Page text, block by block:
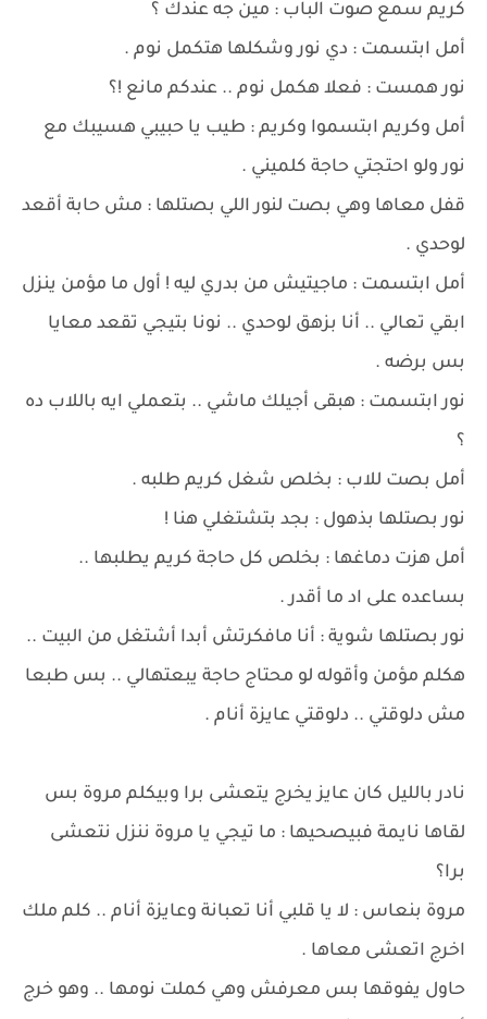
كريم سمع صوت الباب : مين جه عندك ؟
أمل ابتسمت : دي نور وشكلها هتكمل نوم .
نور همست : فعلا هكمل نوم .. عندكم مانع !؟
أمل وكريم ابتسموا وكريم : طيب يا حبيبي هسيبك مع
نور ولو احتجتي حاجة كلميني .
قفل معاها وهي بصت لنور اللي بصتلها : مش حابة أقعد
لوحدي .
أمل ابتسمت : ماجيتيش من بدري ليه ! أول ما مؤمن ينزل
ابقي تعالي .. أنا بزهق لوحدي .. نونا بتيجي تقعد معايا
بس برضه .
نور ابتسمت : هبقى أجيلك ماشي .. بتعملي ايه باللاب ده
؟
أمل بصت للاب : بخلص شغل كريم طلبه .
نور بصتلها بذهول : بجد بتشتغلي هنا !
أمل هزت دماغها : بخلص كل حاجة كريم يطلبها ..
بساعده على اد ما أقدر .
نور بصتلها شوية : أنا مافكرتش أبدا أشتغل من البيت ..
هكلم مؤمن وأقوله لو محتاج حاجة يبعتهالي .. بس طبعا
مش دلوقتي .. دلوقتي عايزة أنام .
نادر بالليل كان عايز يخرج يتعشى برا وبيكلم مروة بس
لقاها نايمة فبيصحيها : ما تيجي يا مروة ننزل نتعشى
برا؟
مروة بنعاس : لا يا قلبي أنا تعبانة وعايزة أنام .. كلم ملك
اخرج اتعشى معاها .
حاول يفوقها بس معرفش وهي كملت نومها .. وهو خرج